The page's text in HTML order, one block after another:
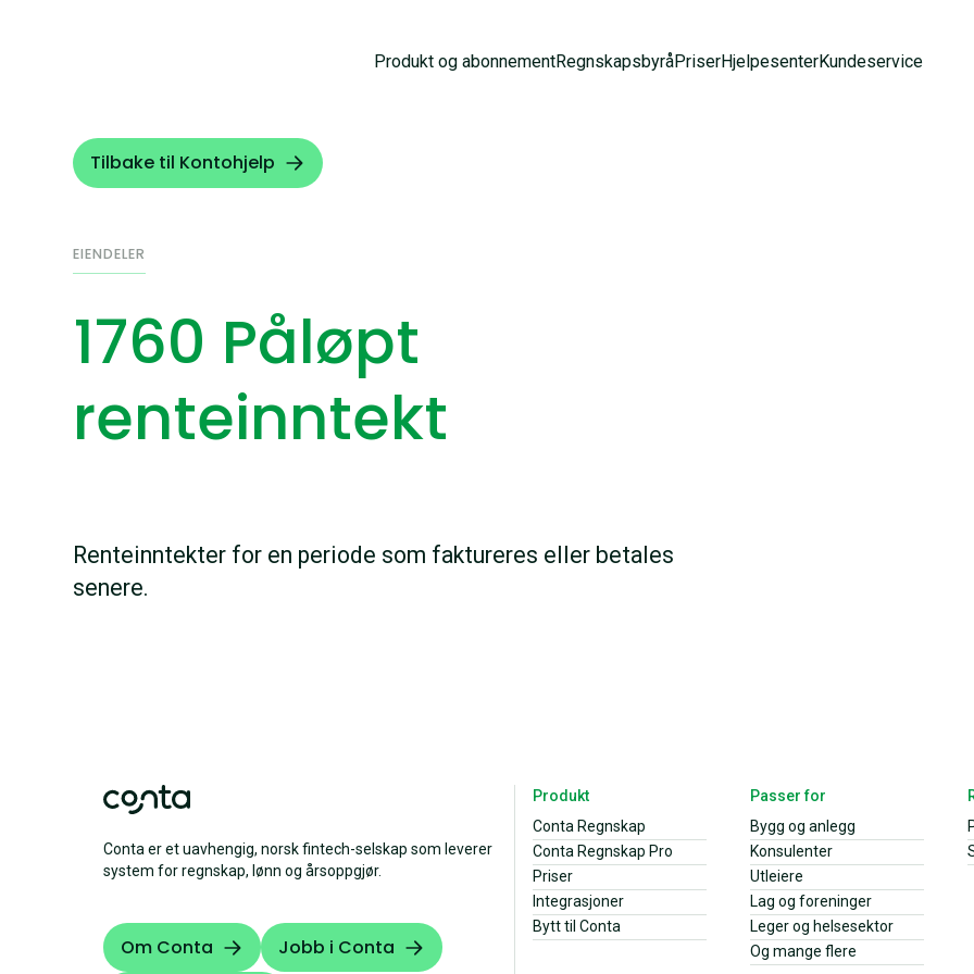
Produkt og abonnementRegnskapsbyråPriserHjelpesenterKundeservice
Tilbake til Kontohjelp
EIENDELER
1760 Påløpt
renteinntekt
Renteinntekter for en periode som faktureres eller betales
senere.
Conta er et uavhengig, norsk fintech-selskap som leverer
system for regnskap, lønn og årsoppgjør.
Om Conta Jobb i Conta
Produkt
Conta Regnskap
Conta Regnskap Pro
Priser
Integrasjoner
Bytt til Conta
Passer for
Bygg og anlegg
Konsulenter
Utleiere
Lag og foreninger
Leger og helsesektor
Og mange flere